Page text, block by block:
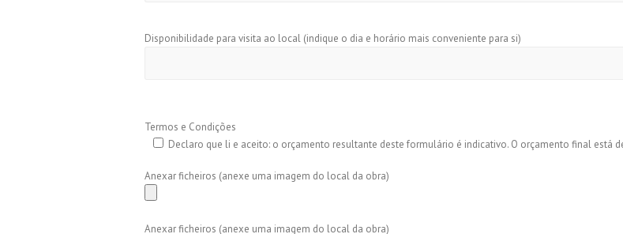
Disponibilidade para visita ao local (indique o dia e horário mais conveniente para si)
Termos e Condições
Declaro que li e aceito: o orçamento resultante deste formulário é indicativo. O orçamento final está
Anexar ficheiros (anexe uma imagem do local da obra)
Anexar ficheiros (anexe uma imagem do local da obra)